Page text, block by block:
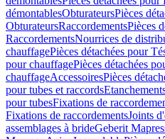
démontablesObturateursPièces
ObturateursRaccordementsPièces
RaccordementsNourrices de
chauffagePièces détachées pour
pour chauffagePièces détachées
chauffageAccessoiresPièces
pour tubes et raccords
pour tubesFixations de
Fixations de raccordementsJoints
assemblages à brideGeberit